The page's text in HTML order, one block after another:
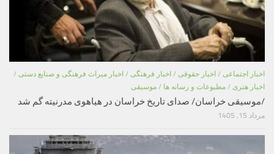
اخبار اجتماعی / اخبار حقوقی / اخبار فرهنگی / اخبار میراث فرهنگی و صنایع دستی /
اخبار هنری / مطبوعات و رسانه ها / موسیقی
/موسیقی خراسان/ صدای تاریخ خراسان در هیاهوی مدرنیته گم شد
مرداد 15, 1405